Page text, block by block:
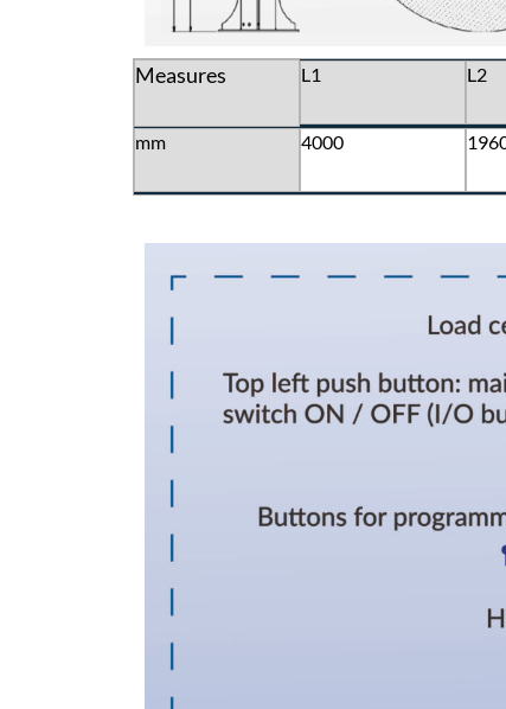
Measures L1 L2
mm 4000